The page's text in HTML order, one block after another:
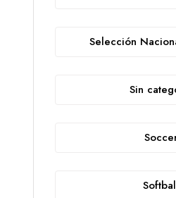
Selección
Sin